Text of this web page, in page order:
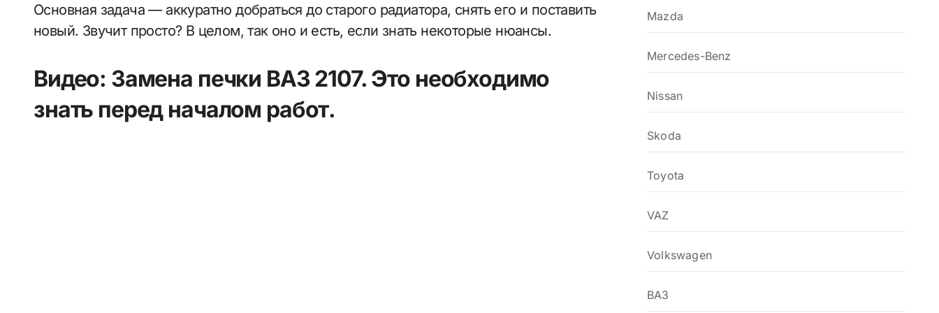
Основная задача — аккуратно добраться до старого радиатора, снять его и поставить
новый. Звучит просто? В целом, так оно и есть, если знать некоторые нюансы.
Видео: Замена печки ВАЗ 2107. Это необходимо
знать перед началом работ.
Mazda
Mercedes-Benz
Nissan
Skoda
Toyota
VAZ
Volkswagen
ВАЗ